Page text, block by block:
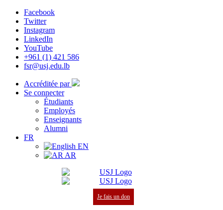
Facebook
Twitter
Instagram
LinkedIn
YouTube
+961 (1) 421 586
fsr@usj.edu.lb
Accréditée par
Se connecter
Étudiants
Employés
Enseignants
Alumni
FR
EN
AR
Je fais un don